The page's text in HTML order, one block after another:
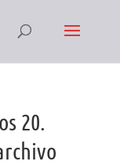
20.